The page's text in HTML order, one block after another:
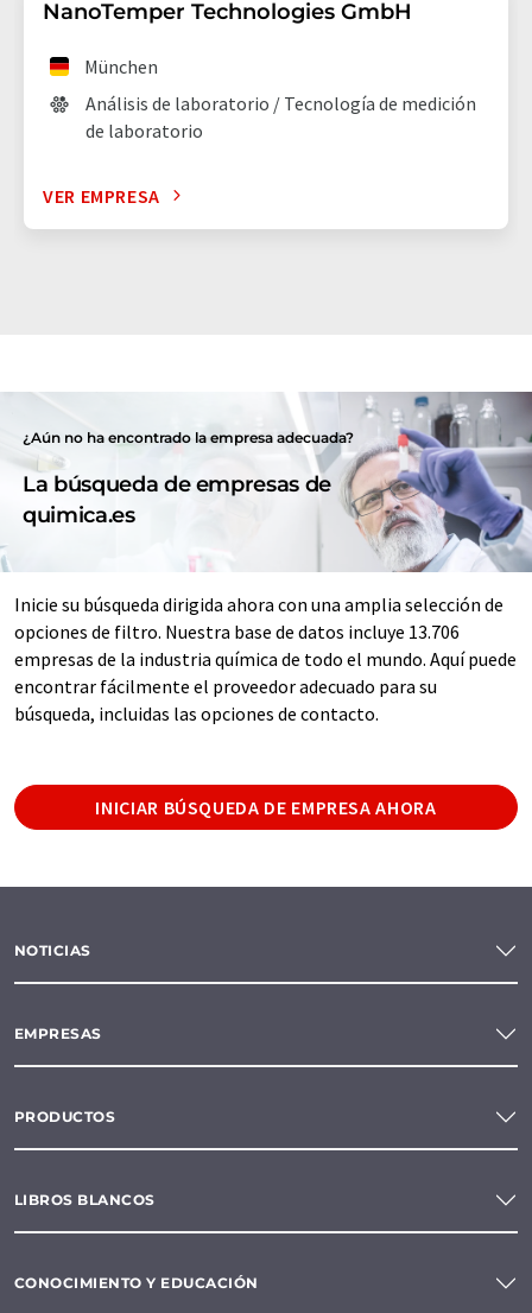
NanoTemper Technologies GmbH
München
Análisis de laboratorio / Tecnología de medición
de laboratorio
VER EMPRESA
¿Aún no ha encontrado la empresa adecuada?
La búsqueda de empresas de
quimica.es
Inicie su búsqueda dirigida ahora con una amplia selección de
opciones de filtro. Nuestra base de datos incluye 13.706
empresas de la industria química de todo el mundo. Aquí puede
encontrar fácilmente el proveedor adecuado para su
búsqueda, incluidas las opciones de contacto.
INICIAR BÚSQUEDA DE EMPRESA AHORA
NOTICIAS
EMPRESAS
PRODUCTOS
LIBROS BLANCOS
CONOCIMIENTO Y EDUCACIÓN